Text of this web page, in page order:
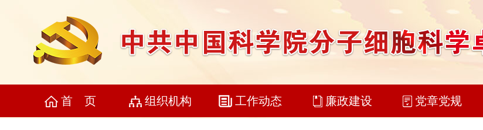
首 页 组织机构 工作动态 廉政建设 党章党规